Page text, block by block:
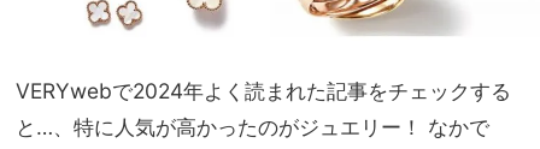
VERYwebで2024年よく読まれた記事をチェックする
と…、特に人気が高かったのがジュエリー！ なかで